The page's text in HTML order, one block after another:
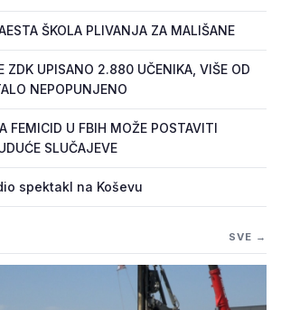
ŠKOLA PLIVANJA ZA MALIŠANE
ZDK UPISANO 2.880 UČENIKA, VIŠE OD
NEPOPUNJENO
FEMICID U FBIH MOŽE POSTAVITI
SLUČAJEVE
spektakl na Koševu
SVE →